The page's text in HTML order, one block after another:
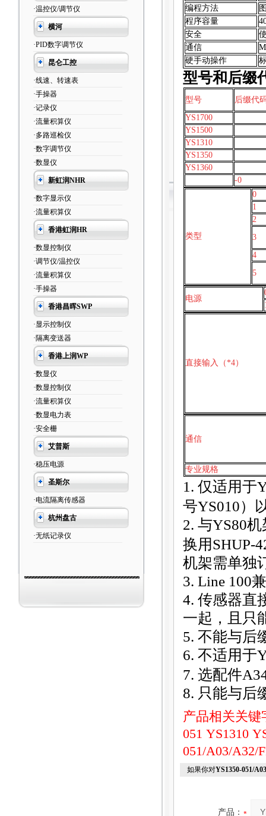
·温控仪/调节仪
横河
·PID数字调节仪
昆仑工控
·线速、转速表
·手操器
·记录仪
·流量积算仪
·多路巡检仪
·数字调节仪
·数显仪
新虹润NHR
·数字显示仪
·流量积算仪
香港虹润HR
·数显控制仪
·调节仪/温控仪
·流量积算仪
·手操器
香港昌晖SWP
·显示控制仪
·隔离变送器
香港上润WP
·数显仪
·数显控制仪
·流量积算仪
·数显电力表
·安全栅
艾普斯
·稳压电源
圣斯尔
·电流隔离传感器
杭州盘古
·无纸记录仪
编程方法
程序容量
安全
通信
硬手动操作
型号和后缀
型号
后缀代
YS1700
YS1500
YS1310
YS1350
YS1360
-0
类型
0
1
2
3
4
5
电源
直接输入（*4）
通信
专业规格
1. 仅适用于
号YS010）
2. 与YS80
换用SHUP-
机架需单独
3. Line 100
4. 传感器直
一起，且只
5. 不能与后
6. 不适用于
7. 选配件
8. 只能与后
产品相关关
051 YS1310
051/A03/A32/
如果你对YS1350-051/
产品：